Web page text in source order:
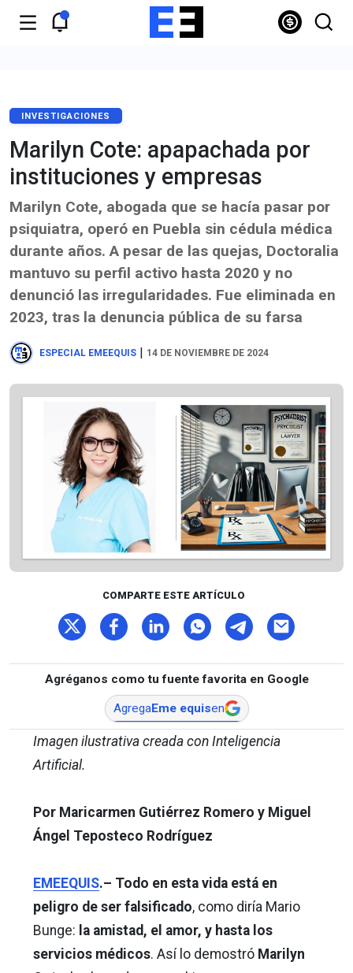
INVESTIGACIONES
Marilyn Cote: apapachada por
instituciones y empresas
Marilyn Cote, abogada que se hacía pasar por
psiquiatra, operó en Puebla sin cédula médica
durante años. A pesar de las quejas, Doctoralia
mantuvo su perfil activo hasta 2020 y no
denunció las irregularidades. Fue eliminada en
2023, tras la denuncia pública de su farsa
ESPECIAL EMEEQUIS | 14 DE NOVIEMBRE DE 2024
COMPARTE ESTE ARTÍCULO
Agréganos como tu fuente favorita en Google
AgregaEme equisen
Imagen ilustrativa creada con Inteligencia
Artificial.
Por Maricarmen Gutiérrez Romero y Miguel
Ángel Teposteco Rodríguez
EMEEQUIS.– Todo en esta vida está en
peligro de ser falsificado, como diría Mario
Bunge: la amistad, el amor, y hasta los
servicios médicos. Así lo demostró Marilyn